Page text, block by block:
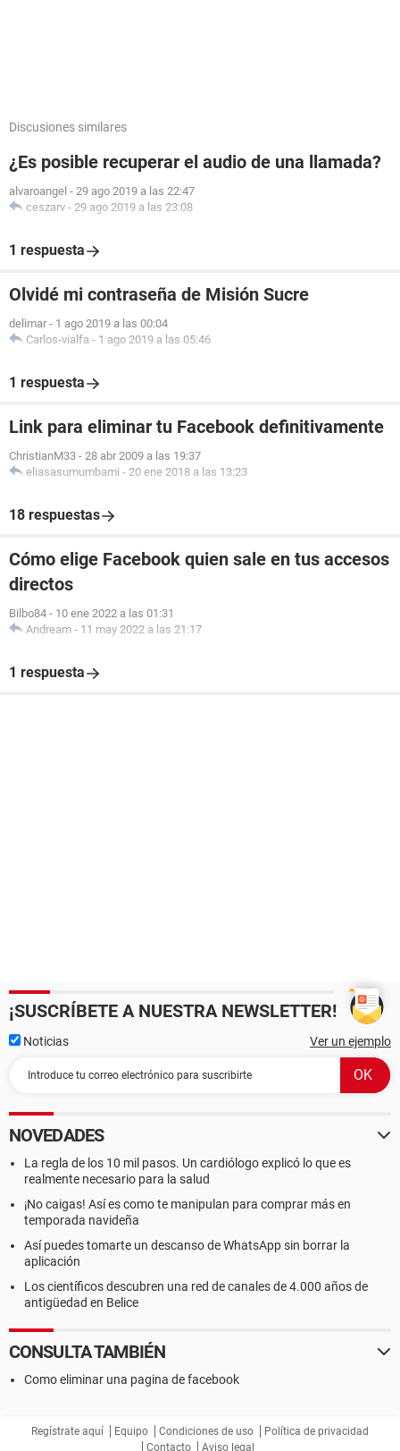
Discusiones similares
¿Es posible recuperar el audio de una llamada?
alvaroangel - 29 ago 2019 a las 22:47
ceszarv - 29 ago 2019 a las 23:08
1 respuesta
Olvidé mi contraseña de Misión Sucre
delimar - 1 ago 2019 a las 00:04
Carlos-vialfa - 1 ago 2019 a las 05:46
1 respuesta
Link para eliminar tu Facebook definitivamente
ChristianM33 - 28 abr 2009 a las 19:37
eliasasumumbami - 20 ene 2018 a las 13:23
18 respuestas
Cómo elige Facebook quien sale en tus accesos
directos
Bilbo84 - 10 ene 2022 a las 01:31
Andream - 11 may 2022 a las 21:17
1 respuesta
¡SUSCRÍBETE A NUESTRA NEWSLETTER!
Noticias Ver un ejemplo
NOVEDADES
La regla de los 10 mil pasos. Un cardiólogo explicó lo que es
realmente necesario para la salud
¡No caigas! Así es como te manipulan para comprar más en
temporada navideña
Así puedes tomarte un descanso de WhatsApp sin borrar la
aplicación
Los científicos descubren una red de canales de 4.000 años de
antigüedad en Belice
CONSULTA TAMBIÉN
Como eliminar una pagina de facebook
Regístrate aquí Equipo Condiciones de uso
Política de privacidad
Contacto
Aviso legal